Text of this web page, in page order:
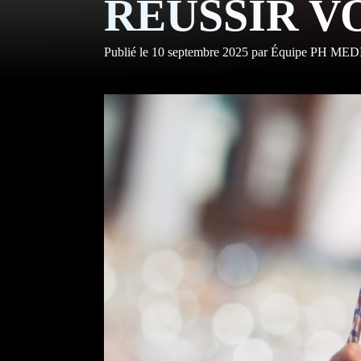
RÉUSSIR
Publié le 10 septembre 2025 par Équipe PH